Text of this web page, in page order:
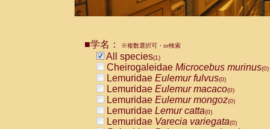
■学名： ※複数選択可・or検索
All species(1)
Cheirogaleidae Microcebus murinus(0)
Lemuridae Eulemur fulvus(0)
Lemuridae Eulemur macaco(0)
Lemuridae Eulemur mongoz(0)
Lemuridae Lemur catta(0)
Lemuridae Varecia variegata(0)